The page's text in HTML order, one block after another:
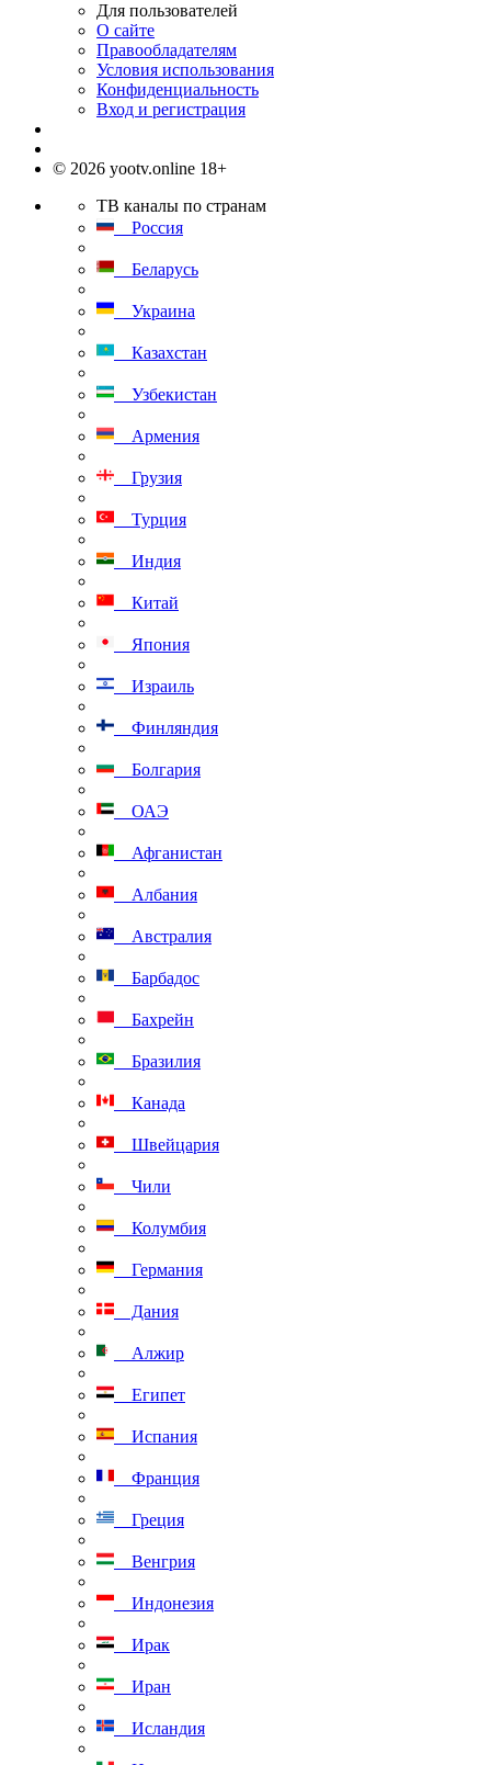
Для пользователей
О сайте
Правообладателям
Условия использования
Конфиденциальность
Вход и регистрация
© 2026 yootv.online 18+
ТВ каналы по странам
Россия
Беларусь
Украина
Казахстан
Узбекистан
Армения
Грузия
Турция
Индия
Китай
Япония
Израиль
Финляндия
Болгария
ОАЭ
Афганистан
Албания
Австралия
Барбадос
Бахрейн
Бразилия
Канада
Швейцария
Чили
Колумбия
Германия
Дания
Алжир
Египет
Испания
Франция
Греция
Венгрия
Индонезия
Ирак
Иран
Исландия